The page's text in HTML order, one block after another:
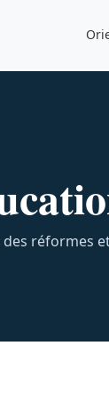
réformes